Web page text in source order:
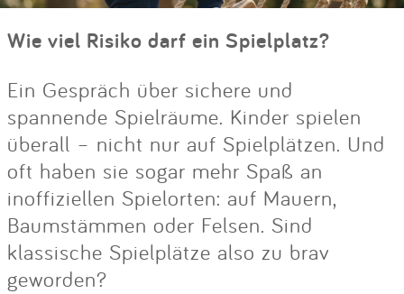
Wie viel Risiko darf ein Spielplatz?
Ein Gespräch über sichere und
spannende Spielräume. Kinder spielen
überall – nicht nur auf Spielplätzen. Und
oft haben sie sogar mehr Spaß an
inoffiziellen Spielorten: auf Mauern,
Baumstämmen oder Felsen. Sind
klassische Spielplätze also zu brav
geworden?